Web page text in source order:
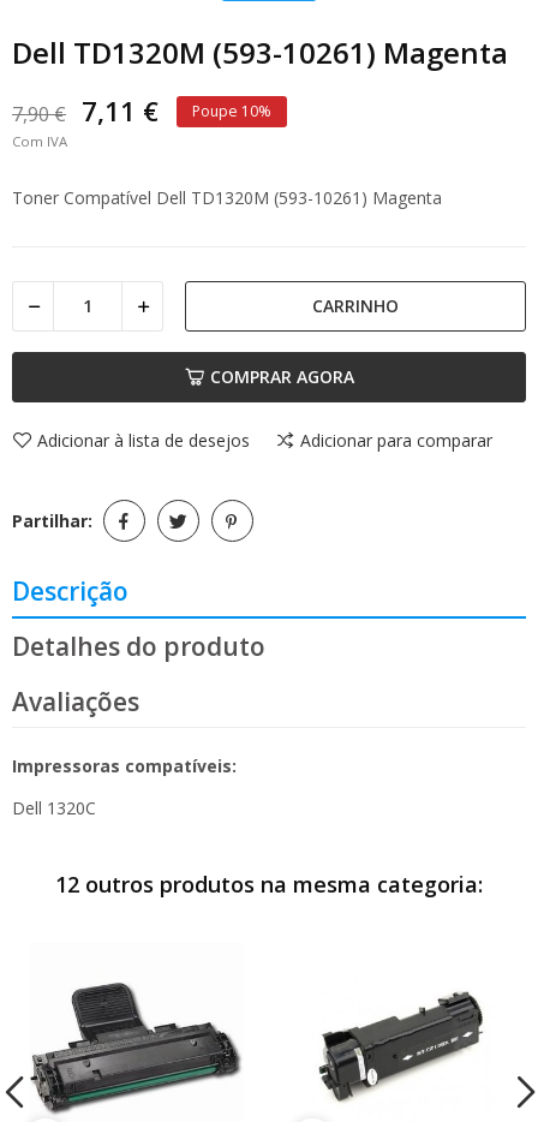
Dell TD1320M (593-10261) Magenta
7,90 € 7,11 € Poupe 10%
Com IVA
Toner Compatível Dell TD1320M (593-10261) Magenta
CARRINHO
COMPRAR AGORA
Adicionar à lista de desejos Adicionar para comparar
Partilhar:
Descrição
Detalhes do produto
Avaliações
Impressoras compatíveis:
Dell 1320C
12 outros produtos na mesma categoria: